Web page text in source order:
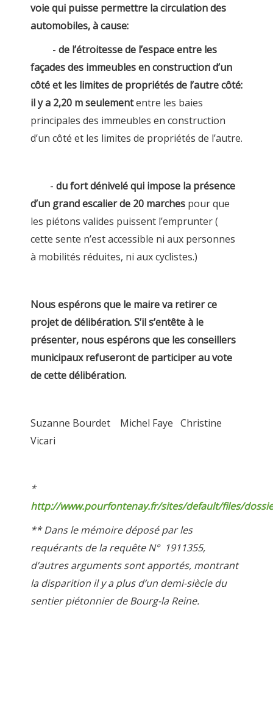
voie qui puisse permettre la circulation des
automobiles, à cause:
- de l’étroitesse de l’espace entre les
façades des immeubles en construction d’un
côté et les limites de propriétés de l’autre côté:
il y a 2,20 m seulemententre les baies
principales des immeubles en construction
d’un côté et les limites de propriétés de l’autre.
- du fort dénivelé qui impose la présence
d’un grand escalier de 20 marches pour que
les piétons valides puissent l’emprunter (
cette sente n’est accessible ni aux personnes
à mobilités réduites, ni aux cyclistes.)
Nous espérons que le maire va retirer ce
projet de délibération. S’il s’entête à le
présenter, nous espérons que les conseillers
municipaux refuseront de participer au vote
de cette délibération.
Suzanne Bourdet Michel Faye Christine
Vicari
*
http://www.pourfontenay.fr/sites/default/files/
** Dans le mémoire déposé par les
requérants de la requête N° 1911355,
d’autres arguments sont apportés, montrant
la disparition il y a plus d’un demi-siècle du
sentier piétonnier de Bourg-la Reine.